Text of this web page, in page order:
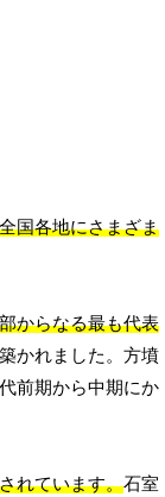
国各地にさまざま
からなる最も代表
かれました。方墳
前期から中期にか
れています。石室